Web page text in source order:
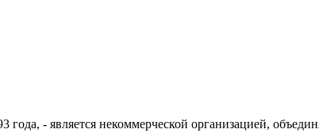
- является некоммерческой организацией,